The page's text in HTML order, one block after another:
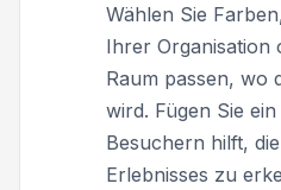
Wählen Sie
Ihrer Organisation
Raum passen, wo
wird. Fügen Sie
Besuchern hilft,
Erlebnisses zu